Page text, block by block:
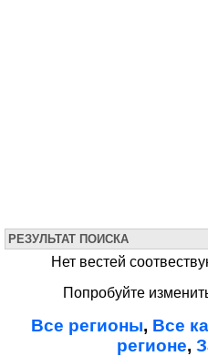
РЕЗУЛЬТАТ ПОИСКА
Нет вестей
Попробуйте
Все регионы, Все
регионе,